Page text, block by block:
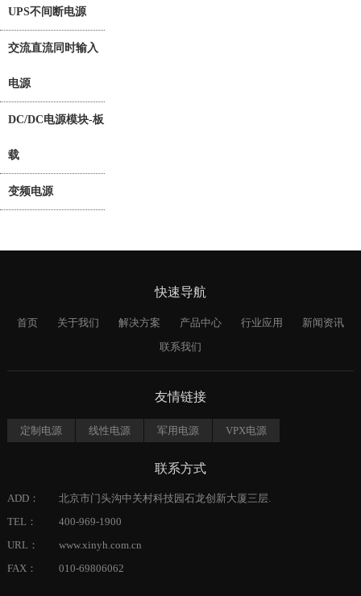
UPS不间断电源
交流直流同时输入
电源
DC/DC电源模块-板
载
变频电源
快速导航
首页 关于我们 解决方案 产品中心 行业应用
新闻资讯
联系我们
友情链接
定制电源 线性电源 军用电源 VPX电源
联系方式
ADD：
北京市门头沟中关村科技园石龙创新大厦三层.
TEL：
400-969-1900
URL：
www.xinyh.com.cn
FAX：
010-69806062